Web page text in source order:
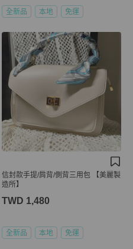
全新品 本地 免運
信封款手提/肩背/側背三用包 【美麗製
造所】
TWD 1,480
全新品 本地 免運